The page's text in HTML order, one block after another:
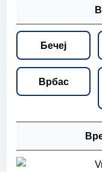
Бечеј
Врбас